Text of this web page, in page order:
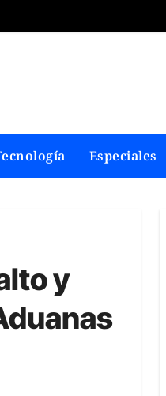
Especiales
y